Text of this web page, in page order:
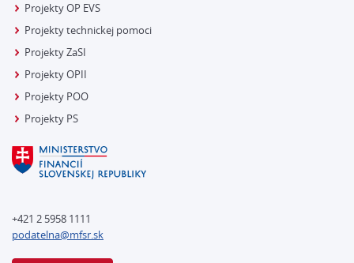
Projekty OP EVS
Projekty technickej pomoci
Projekty ZaSI
Projekty OPII
Projekty POO
Projekty PS
+421 2 5958 1111
podatelna@mfsr.sk